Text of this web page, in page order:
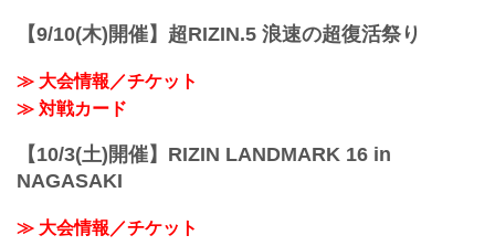
【9/10(木)開催】超RIZIN.5 浪速の超復活祭り
≫ 大会情報／チケット
≫ 対戦カード
【10/3(土)開催】RIZIN LANDMARK 16 in
NAGASAKI
≫ 大会情報／チケット